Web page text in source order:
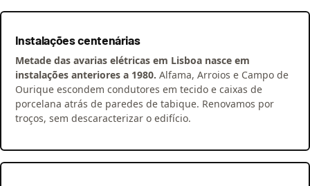
Instalações centenárias
Metade das avarias elétricas em Lisboa nasce em
instalações anteriores a 1980. Alfama, Arroios e Campo de
Ourique escondem condutores em tecido e caixas de
porcelana atrás de paredes de tabique. Renovamos por
troços, sem descaracterizar o edifício.